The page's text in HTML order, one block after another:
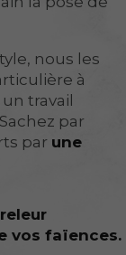
nous les
à
travail
par
par une
vos faïences.